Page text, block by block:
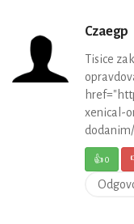
Czaegp
Tisice
xenical-
👍0